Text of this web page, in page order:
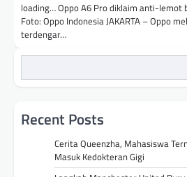
loading… Oppo A6 Pro diklaim anti-lemot
Foto: Oppo Indonesia JAKARTA – Oppo
terdengar…
Recent Posts
Cerita Queenzha, Mahasiswa
Masuk Kedokteran Gigi